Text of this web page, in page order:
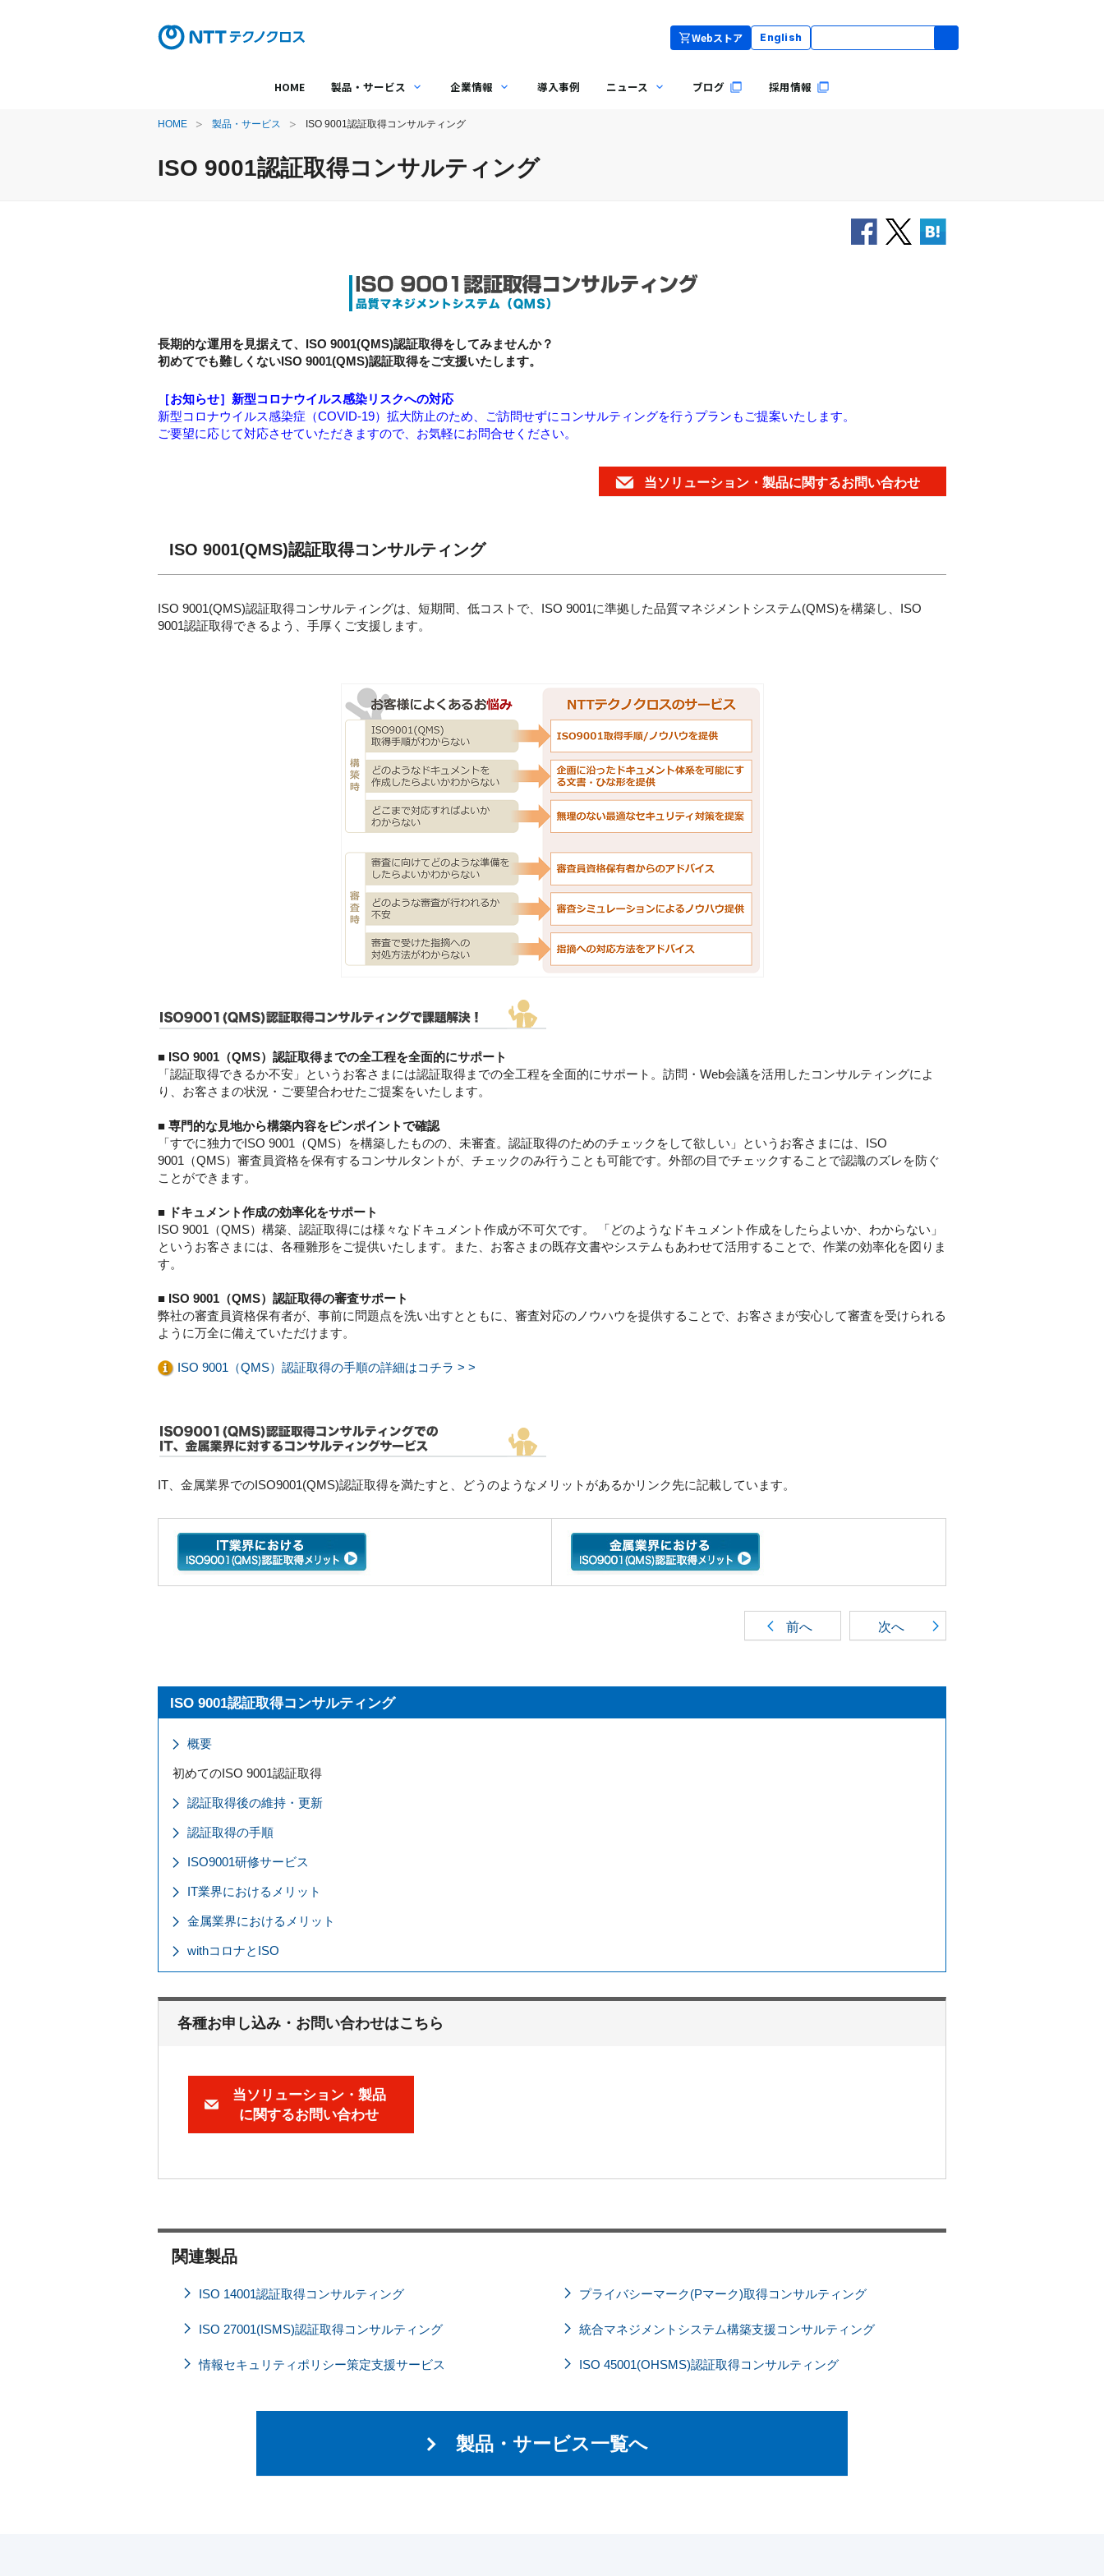
Webストア English
HOME 製品・サービス 企業情報 導入事例 ニュース ブログ 採用情報
HOME 製品・サービス ISO 9001認証取得コンサルティング
ISO 9001認証取得コンサルティング
長期的な運用を見据えて、ISO 9001(QMS)認証取得をしてみませんか？
初めてでも難しくないISO 9001(QMS)認証取得をご支援いたします。
［お知らせ］新型コロナウイルス感染リスクへの対応
新型コロナウイルス感染症（COVID-19）拡大防止のため、ご訪問せずにコンサルティングを行うプランもご提案いたします。
ご要望に応じて対応させていただきますので、お気軽にお問合せください。
当ソリューション・製品に関するお問い合わせ
ISO 9001(QMS)認証取得コンサルティング
ISO 9001(QMS)認証取得コンサルティングは、短期間、低コストで、ISO 9001に準拠した品質マネジメントシステム(QMS)を構築し、ISO
9001認証取得できるよう、手厚くご支援します。
■ ISO 9001（QMS）認証取得までの全工程を全面的にサポート
「認証取得できるか不安」というお客さまには認証取得までの全工程を全面的にサポート。訪問・Web会議を活用したコンサルティングによ
り、お客さまの状況・ご要望合わせたご提案をいたします。
■ 専門的な見地から構築内容をピンポイントで確認
「すでに独力でISO 9001（QMS）を構築したものの、未審査。認証取得のためのチェックをして欲しい」というお客さまには、ISO
9001（QMS）審査員資格を保有するコンサルタントが、チェックのみ行うことも可能です。外部の目でチェックすることで認識のズレを防ぐ
ことができます。
■ ドキュメント作成の効率化をサポート
ISO 9001（QMS）構築、認証取得には様々なドキュメント作成が不可欠です。 「どのようなドキュメント作成をしたらよいか、わからない」
というお客さまには、各種雛形をご提供いたします。また、お客さまの既存文書やシステムもあわせて活用することで、作業の効率化を図りま
す。
■ ISO 9001（QMS）認証取得の審査サポート
弊社の審査員資格保有者が、事前に問題点を洗い出すとともに、審査対応のノウハウを提供することで、お客さまが安心して審査を受けられる
ように万全に備えていただけます。
ISO 9001（QMS）認証取得の手順の詳細はコチラ > >
IT、金属業界でのISO9001(QMS)認証取得を満たすと、どうのようなメリットがあるかリンク先に記載しています。
前へ 次へ
ISO 9001認証取得コンサルティング
概要
初めてのISO 9001認証取得
認証取得後の維持・更新
認証取得の手順
ISO9001研修サービス
IT業界におけるメリット
金属業界におけるメリット
withコロナとISO
各種お申し込み・お問い合わせはこちら
当ソリューション・製品
に関するお問い合わせ
関連製品
ISO 14001認証取得コンサルティング プライバシーマーク(Pマーク)取得コンサルティング
ISO 27001(ISMS)認証取得コンサルティング 統合マネジメントシステム構築支援コンサルティング
情報セキュリティポリシー策定支援サービス ISO 45001(OHSMS)認証取得コンサルティング
製品・サービス一覧へ